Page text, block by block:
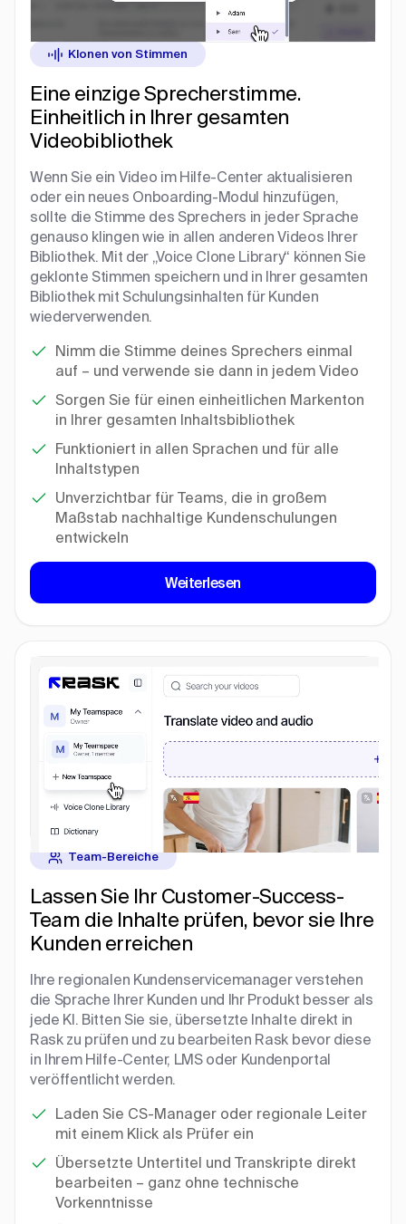
Klonen von Stimmen
Eine einzige Sprecherstimme.
Einheitlich in Ihrer gesamten
Videobibliothek
Wenn Sie ein Video im Hilfe-Center aktualisieren
oder ein neues Onboarding-Modul hinzufügen,
sollte die Stimme des Sprechers in jeder Sprache
genauso klingen wie in allen anderen Videos Ihrer
Bibliothek. Mit der „Voice Clone Library“ können Sie
geklonte Stimmen speichern und in Ihrer gesamten
Bibliothek mit Schulungsinhalten für Kunden
wiederverwenden.
Nimm die Stimme deines Sprechers einmal
auf – und verwende sie dann in jedem Video
Sorgen Sie für einen einheitlichen Markenton
in Ihrer gesamten Inhaltsbibliothek
Funktioniert in allen Sprachen und für alle
Inhaltstypen
Unverzichtbar für Teams, die in großem
Maßstab nachhaltige Kundenschulungen
entwickeln
Weiterlesen
Team-Bereiche
Lassen Sie Ihr Customer-Success-
Team die Inhalte prüfen, bevor sie Ihre
Kunden erreichen
Ihre regionalen Kundenservicemanager verstehen
die Sprache Ihrer Kunden und Ihr Produkt besser als
jede KI. Bitten Sie sie, übersetzte Inhalte direkt in
Rask zu prüfen und zu bearbeiten Rask bevor diese
in Ihrem Hilfe-Center, LMS oder Kundenportal
veröffentlicht werden.
Laden Sie CS-Manager oder regionale Leiter
mit einem Klick als Prüfer ein
Übersetzte Untertitel und Transkripte direkt
bearbeiten – ganz ohne technische
Vorkenntnisse